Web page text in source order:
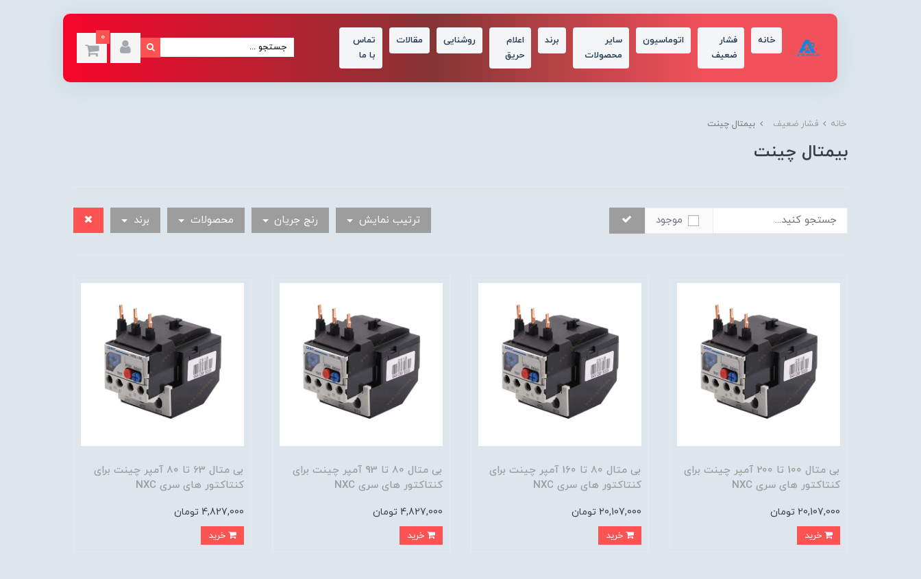
خانه
فشار
ضعیف
اتوماسیون
سایر
محصولات
برند
اعلام
حریق
روشنایی مقالات
تماس
با ما
0
خانه فشار ضعیف بیمتال چینت
بیمتال چینت
موجود ترتیب نمایش رنج جریان محصولات برند
بی متال 100 تا 200 آمپر چینت برای
کنتاکتور های سری NXC
20,107,000 تومان
بی متال 80 تا 160 آمپر چینت برای
کنتاکتور های سری NXC
20,107,000 تومان
بی متال 80 تا 93 آمپر چینت برای
کنتاکتور های سری NXC
4,827,000 تومان
بی متال 63 تا 80 آمپر چینت برای
کنتاکتور های سری NXC
4,827,000 تومان